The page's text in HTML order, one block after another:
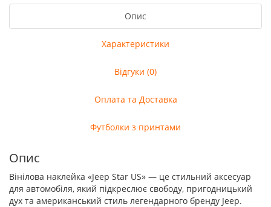
Опис
Характеристики
Відгуки (0)
Оплата та Доставка
Футболки з принтами
Опис
Вінілова наклейка «Jeep Star US» — це стильний аксесуар
для автомобіля, який підкреслює свободу, пригодницький
дух та американський стиль легендарного бренду Jeep.